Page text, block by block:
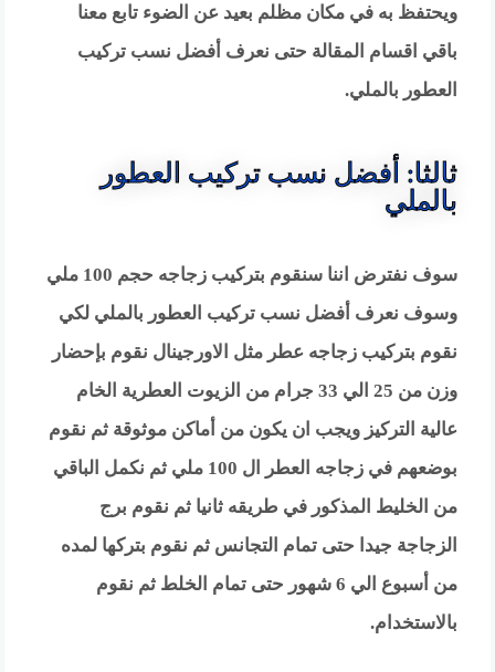
ويحتفظ به في مكان مظلم بعيد عن الضوء تابع معنا
باقي اقسام المقالة حتى نعرف أفضل نسب تركيب
العطور بالملي.
ثالثا: أفضل نسب تركيب العطور
بالملي
سوف نفترض اننا سنقوم بتركيب زجاجه حجم 100 ملي
وسوف نعرف أفضل نسب تركيب العطور بالملي لكي
نقوم بتركيب زجاجه عطر مثل الاورجينال نقوم بإحضار
وزن من 25 الي 33 جرام من الزيوت العطرية الخام
عالية التركيز ويجب ان يكون من أماكن موثوقة ثم نقوم
بوضعهم في زجاجه العطر ال 100 ملي ثم نكمل الباقي
من الخليط المذكور في طريقه ثانيا ثم نقوم برج
الزجاجة جيدا حتى تمام التجانس ثم نقوم بتركها لمده
من أسبوع الي 6 شهور حتى تمام الخلط ثم نقوم
بالاستخدام.